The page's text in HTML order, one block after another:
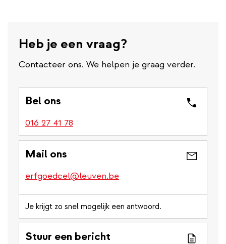
Heb je een vraag?
Contacteer ons. We helpen je graag verder.
Bel ons
016 27 41 78
Mail ons
erfgoedcel@leuven.be
Je krijgt zo snel mogelijk een antwoord.
Stuur een bericht